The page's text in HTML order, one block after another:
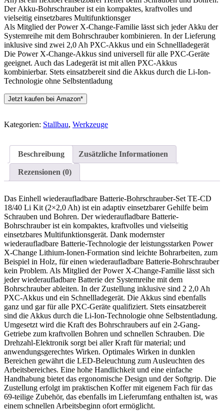
Der Akku-Bohrschrauber ist ein kompaktes, kraftvolles und
vielseitig einsetzbares Multifunktionsger
Als Mitglied der Power X-Change-Familie lässt sich jeder Akku der
Systemreihe mit dem Bohrschrauber kombinieren. In der Lieferung
inklusive sind zwei 2,0 Ah PXC-Akkus und ein Schnellladegerät
Die Power X-Change-Akkus sind universell für alle PXC-Geräte
geeignet. Auch das Ladegerät ist mit allen PXC-Akkus
kombinierbar. Stets einsatzbereit sind die Akkus durch die Li-Ion-
Technologie ohne Selbstentladung
Jetzt kaufen bei Amazon*
Kategorien: Stallbau, Werkzeuge
Beschreibung Zusätzliche Informationen
Rezensionen (0)
Das Einhell wiederaufladbare Batterie-Bohrschrauber-Set TE-CD
18/40 Li Kit (2×2,0 Ah) ist ein adaptiv einsetzbarer Gehilfe beim
Schrauben und Bohren. Der wiederaufladbare Batterie-
Bohrschrauber ist ein kompaktes, kraftvolles und vielseitig
einsetzbares Multifunktionsgerät. Dank modernster
wiederaufladbare Batterie-Technologie der leistungsstarken Power
X-Change Lithium-Ionen-Formation sind leichte Bohrarbeiten, zum
Beispiel in Holz, für einen wiederaufladbare Batterie-Bohrschrauber
kein Problem. Als Mitglied der Power X-Change-Familie lässt sich
jeder wiederaufladbare Batterie der Systemreihe mit dem
Bohrschrauber ableiten. In der Zustellung inklusive sind 2 2,0 Ah
PXC-Akkus und ein Schnellladegerät. Die Akkus sind ebenfalls
ganz und gar für alle PXC-Geräte qualifiziert. Stets einsatzbereit
sind die Akkus durch die Li-Ion-Technologie ohne Selbstentladung.
Umgesetzt wird die Kraft des Bohrschraubers auf ein 2-Gang-
Getriebe zum kraftvollen Bohren und schnellen Schrauben. Die
Drehzahl-Elektronik sorgt bei aller Kraft für material; und
anwendungsgerechtes Wirken. Optimales Wirken in dunklen
Bereichen gewährt die LED-Beleuchtung zum Ausleuchten des
Arbeitsbereiches. Eine hohe Handlichkeit und eine einfache
Handhabung bietet das ergonomische Design und der Softgrip. Die
Zustellung erfolgt im praktischen Koffer mit eigenem Fach für das
69-teilige Zubehör, das ebenfalls im Lieferumfang enthalten ist, was
einem schnellen Arbeitsbeginn ofort ermöglicht.